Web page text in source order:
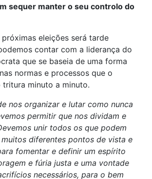
sequer manter o seu controlo do
próximas eleições será tarde
contar com a liderança do
que se baseia de uma forma
normas e processos que o
tritura minuto a minuto.
nos organizar e lutar como nunca
permitir que nos dividam e
unir todos os que podem
diferentes pontos de vista e
fomentar e definir um espírito
e fúria justa e uma vontade
necessários, para o bem